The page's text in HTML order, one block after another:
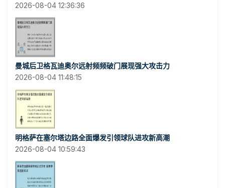
2026-08-04 12:36:36
曼城后卫格瓦迪奥尔远射频频破门展现强大攻击力
2026-08-04 11:48:15
明格萨在塞尔塔边路全面爆发引领球队进攻新高潮
2026-08-04 10:59:43